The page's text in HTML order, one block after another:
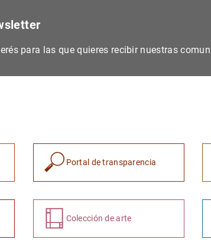
para las que quieres recibir nuestras
Portal de transparencia
Colección de arte